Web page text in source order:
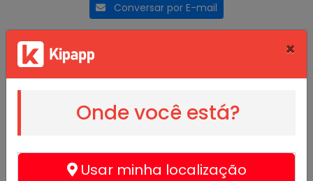
×
Onde você está?
Usar minha localização
Conversar por E-mail
Salgeek
@salgeek
Agro, indústria e comércio - Geek, Nerd, Decoração,
Cultura Pop.